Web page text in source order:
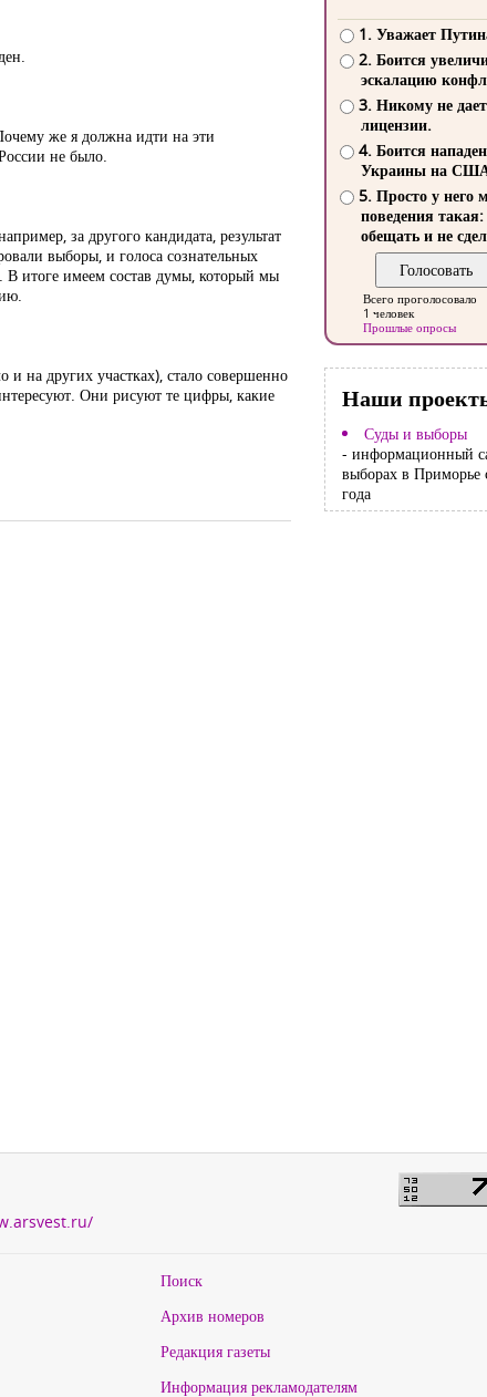
же я должна идти на эти
не было.
за другого кандидата, результат
выборы, и голоса сознательных
В итоге имеем состав думы, который мы
на других участках), стало совершенно
Они рисуют те цифры, какие
1. Уважает
2. Боится
эскалацию
3. Никому не
лицензии.
4. Боится
Украины на
5. Просто у него
поведения такая:
обещать и не
Всего проголосовало
1 человек
Прошлые опросы
Наши
Суды и выборы
- информационный
выборах в Приморье
года
Поиск
Архив номеров
Редакция газеты
Информация рекламодателям